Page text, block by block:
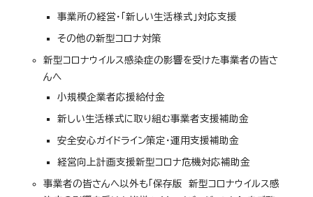
事業所の経営・「新しい生活様式」対応支援
その他の新型コロナ対策
新型コロナウイルス感染症の影響を受けた事業者の皆さ
んへ
小規模企業者応援給付金
新しい生活様式に取り組む事業者支援補助金
安全安心ガイドライン策定・運用支援補助金
経営向上計画支援新型コロナ危機対応補助金
事業者の皆さんへ以外も「保存版 新型コロナウイルス感